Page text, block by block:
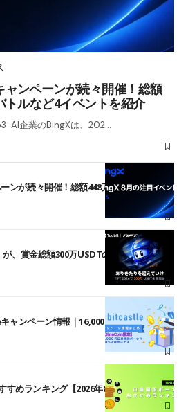
ンペーンが続々開催！総額
トルなど4イベントを紹介
AI企業のBingXは、202…
ンが続々開催！総額448万USDT超のAIバ
、賞金総額300万USDTのレースとして復
ャンペーン情報｜16,000円口座開設ボーナ
すめランキング【2026年8月最新】